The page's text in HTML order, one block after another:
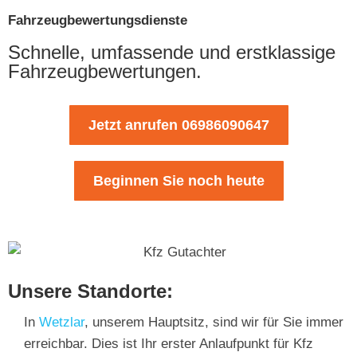
Fahrzeugbewertungsdienste
Schnelle, umfassende und erstklassige
Fahrzeugbewertungen.
Jetzt anrufen 06986090647
Beginnen Sie noch heute
Unsere Standorte:
In Wetzlar, unserem Hauptsitz, sind wir für Sie immer
erreichbar. Dies ist Ihr erster Anlaufpunkt für Kfz